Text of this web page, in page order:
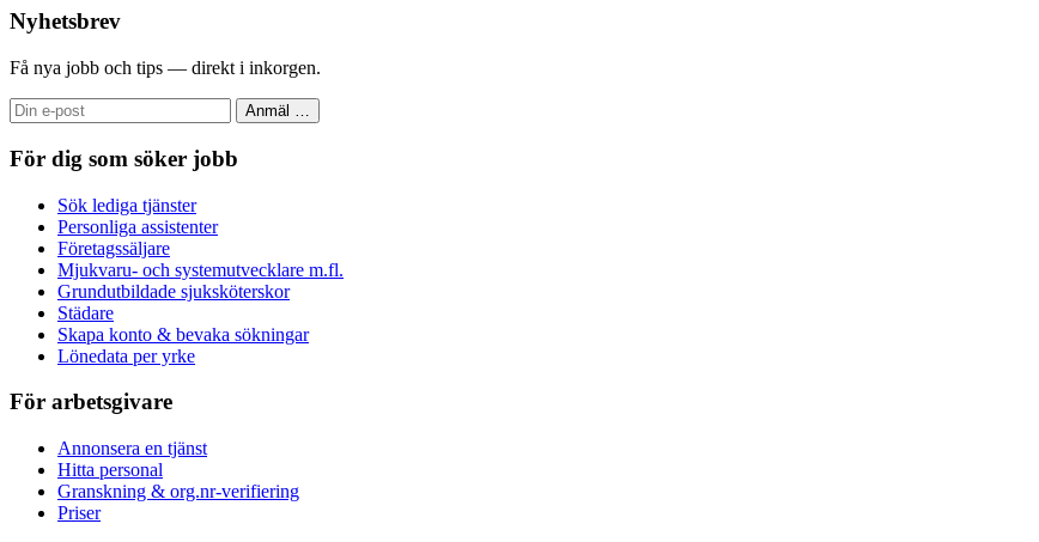
Nyhetsbrev
Få nya jobb och tips — direkt i inkorgen.
Anmäl …
För dig som söker jobb
Sök lediga tjänster
Personliga assistenter
Företagssäljare
Mjukvaru- och systemutvecklare m.fl.
Grundutbildade sjuksköterskor
Städare
Skapa konto & bevaka sökningar
Lönedata per yrke
För arbetsgivare
Annonsera en tjänst
Hitta personal
Granskning & org.nr-verifiering
Priser